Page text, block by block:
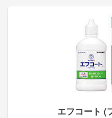
エフコート (